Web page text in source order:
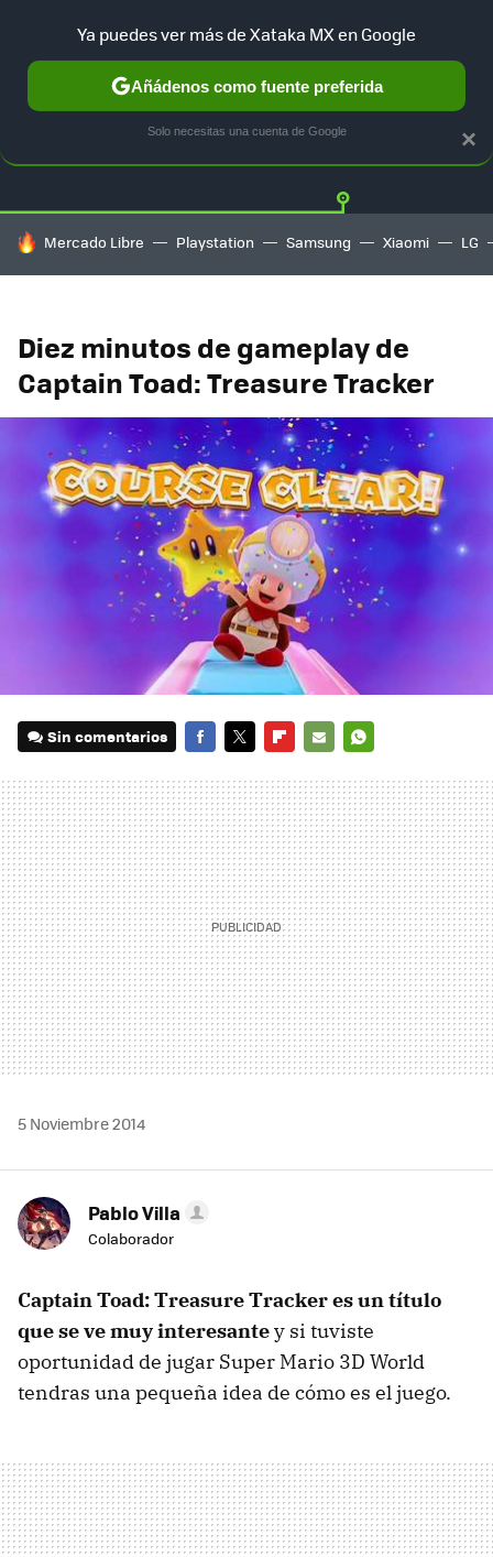
Twitter
HOY SE HABLA DE
Mercado Libre Playstation Samsung Xiaomi LG
Diez minutos de gameplay de
Captain Toad: Treasure Tracker
Sin comentarios
MAIL
5 Noviembre 2014
Pablo Villa
Colaborador
Captain Toad: Treasure Tracker es un título
que se ve muy interesantey si tuviste
oportunidad de jugar Super Mario 3D World
tendras una pequeña idea de cómo es el juego.
×
Ya puedes ver más de Xataka MX en Google
Añádenos como fuente preferida
Solo necesitas una cuenta de Google